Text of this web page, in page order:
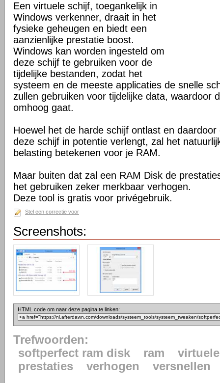
Een virtuele schijf, toegankelijk in
Windows verkenner, draait in het
fysieke geheugen en biedt een
aanzienlijke prestatie boost.
Windows kan worden ingesteld om
deze schijf te gebruiken voor de
tijdelijke bestanden, zodat het
systeem en de meeste applicaties de snelle
zullen gebruiken voor tijdelijke data, waardoor
omhoog gaat.
Hoewel het de harde schijf ontlast en
deze schijf in potentie verlengt, zal het
belasting betekenen voor je RAM.
Maar buiten dat zal een RAM Disk de
het gebruiken zeker merkbaar verhogen.
Deze tool is gratis voor privégebruik.
Stel een correctie voor
Screenshots:
HTML code om naar deze pagina te linken:
Trefwoorden:
softperfect ram disk
ram
prestaties
verhogen versnellen